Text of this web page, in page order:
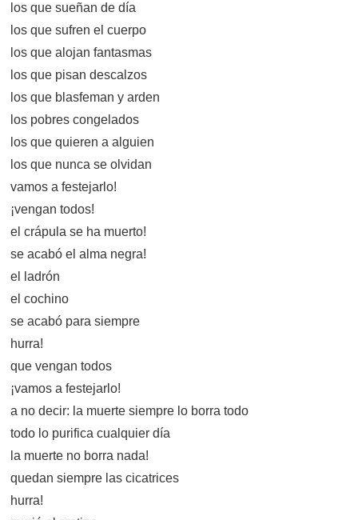
los que sueñan de día
los que sufren el cuerpo
los que alojan fantasmas
los que pisan descalzos
los que blasfeman y arden
los pobres congelados
los que quieren a alguien
los que nunca se olvidan
vamos a festejarlo!
¡vengan todos!
el crápula se ha muerto!
se acabó el alma negra!
el ladrón
el cochino
se acabó para siempre
hurra!
que vengan todos
¡vamos a festejarlo!
a no decir: la muerte siempre lo borra todo
todo lo purifica cualquier día
la muerte no borra nada!
quedan siempre las cicatrices
hurra!